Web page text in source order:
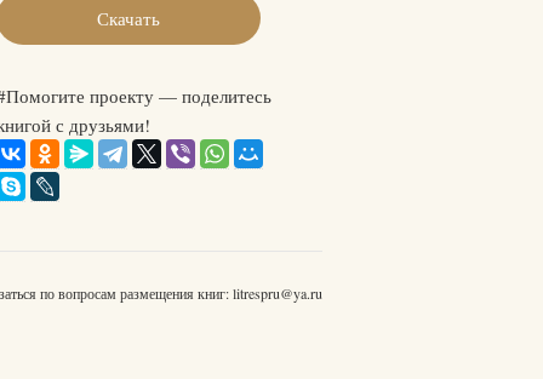
Скачать
проекту — поделитесь
с друзьями!
по вопросам размещения книг:litrespru@ya.ru